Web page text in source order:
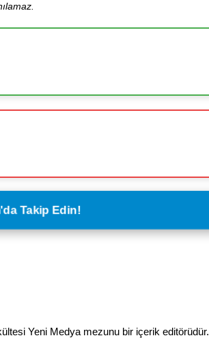
Takip Edin!
Yeni Medya mezunu bir içerik editörüdür.